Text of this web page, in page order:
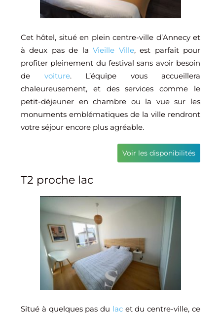
Cet hôtel, situé en plein centre-ville d’Annecy et
à deux pas de laVieille Ville, est parfait pour
profiter pleinement du festival sans avoir besoin
de voiture. L’équipe vous accueillera
chaleureusement, et des services comme le
petit-déjeuner en chambre ou la vue sur les
monuments emblématiques de la ville rendront
votre séjour encore plus agréable.
Voir les disponibilités
T2 proche lac
Situé à quelques pas du lacet du centre-ville, ce